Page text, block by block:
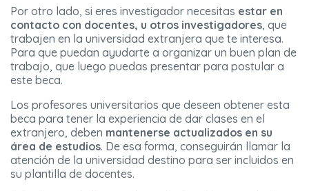
Por otro lado, si eres investigador necesitas estar en
contacto con docentes, u otros investigadores, que
trabajen en la universidad extranjera que te interesa.
Para que puedan ayudarte a organizar un buen plan de
trabajo, que luego puedas presentar para postular a
este beca.
Los profesores universitarios que deseen obtener esta
beca para tener la experiencia de dar clases en el
extranjero, deben mantenerse actualizados en su
área de estudios. De esa forma, conseguirán llamar la
atención de la universidad destino para ser incluidos en
su plantilla de docentes.